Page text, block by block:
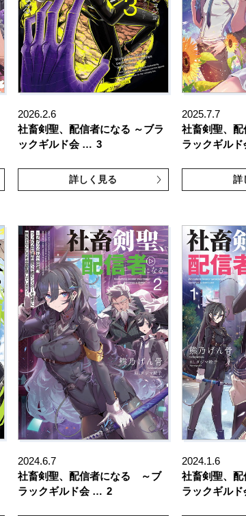
2026.2.6
社畜剣聖、配信者になる ～ブラ
ックギルド会 … 3
詳しく見る
2025.7.7
社畜剣聖、
ラックギル
詳
2024.6.7
社畜剣聖、配信者になる ～ブ
ラックギルド会 … 2
2024.1.6
社畜剣聖、
ラックギル